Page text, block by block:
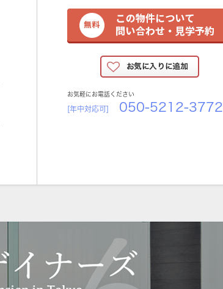
お気軽にお電話ください
[年中対応可] 050-5212-3772